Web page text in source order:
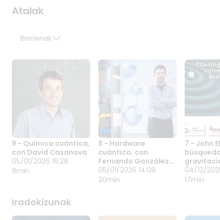
Atalak
Berrienak
9 - QUÍMICA
CUÁNTICA, CON
DAVID
05/01/2026 16:28
Mekanika
aplikatzen direnean,
8 - HARDWARE
CUÁNTICO, CON
FERNANDO
GONZÁLEZ ZALBA
05/01/2026 14:08
Fernando González
Zalba CIC
7 -
LA
ONDAS
04/12/
EHU
Center-
9 - Química cuántica,
con David Casanova
05/01/2026 16:28
8min
8 - Hardware
cuántico, con
Fernando González
Zalba
05/01/2026 14:08
20min
7 - John
materia
04/12/
17min
Iradokizunak